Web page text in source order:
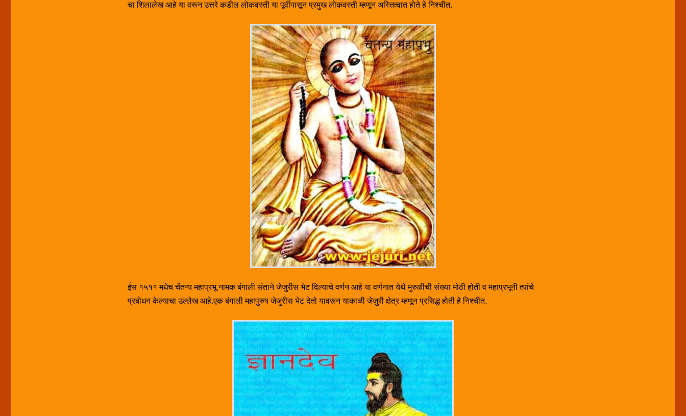
चा शिलालेख आहे या वरून उत्तरे कडील लोकवस्ती या पूर्वीपासून प्रमुख लोकवस्ती म्हणून अस्तित्वात होते हे निश्चीत.
ईस १५११ मधेच चेंतन्य महाप्रभू नामक बंगाली संताने जेजुरीस भेट दिल्याचे वर्णन आहे या वर्णनात येथे मुरुळीची संख्या मोठी होती व महाप्रभूनी त्यांचे
प्रबोधन केल्याचा उल्लेख आहे.एक बंगाली महापुरुष जेजुरीस भेट देतो यावरून याकाळी जेजुरी क्षेत्र म्हणून प्रसिद्ध होती हे निश्चीत.